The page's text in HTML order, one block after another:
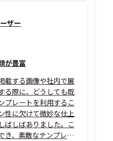
ザー
が豊富
載する画像や社内で展
る際に、どうしても既
プレートを利用するこ
性に欠けて微妙な仕上
ばしばありました。こ
、素敵なテンプレート